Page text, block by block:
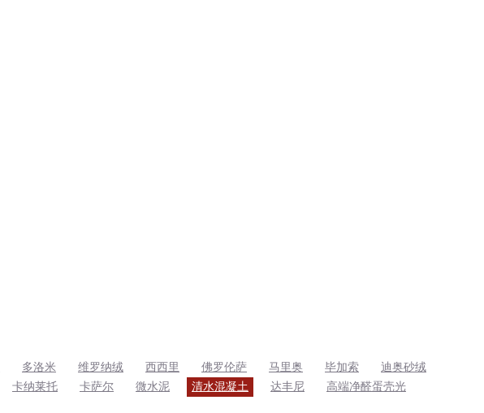
多洛米 维罗纳绒 西西里 佛罗伦萨 马里奥 毕加索
迪奥砂绒
卡纳莱托 卡萨尔 微水泥 清水混凝土 达丰尼
高端净醛蛋壳光